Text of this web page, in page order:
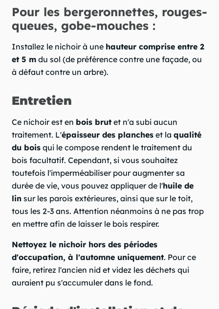
Pour les bergeronnettes, rouges-
queues, gobe-mouches :
Installez le nichoir à une hauteur comprise entre 2
et 5 m du sol (de préférence contre une façade, ou
à défaut contre un arbre).
Entretien
Ce nichoir est en bois brut et n'a subi aucun
traitement. L'épaisseur des planches et la qualité
du bois qui le compose rendent le traitement du
bois facultatif. Cependant, si vous souhaitez
toutefois l'imperméabiliser pour augmenter sa
durée de vie, vous pouvez appliquer de l'huile de
lin sur les parois extérieures, ainsi que sur le toit,
tous les 2-3 ans. Attention néanmoins à ne pas trop
en mettre afin de laisser le bois respirer.
Nettoyez le nichoir hors des périodes
d'occupation, à l'automne uniquement. Pour ce
faire, retirez l'ancien nid et videz les déchets qui
auraient pu s'accumuler dans le fond.